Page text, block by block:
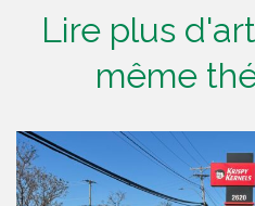
Lire plus
même